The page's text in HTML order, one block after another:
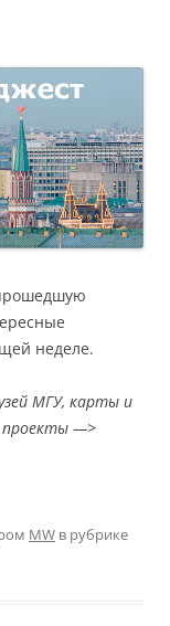
неделе.
МГУ, карты и
проекты —>
MW в рубрике